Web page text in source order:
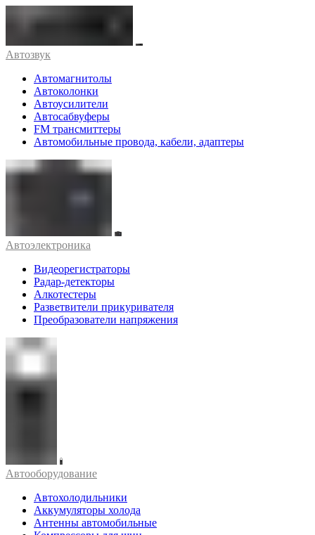
Автозвук
Автомагнитолы
Автоколонки
Автоусилители
Автосабвуферы
FM трансмиттеры
Автомобильные провода, кабели, адаптеры
Автоэлектроника
Видеорегистраторы
Радар-детекторы
Алкотестеры
Разветвители прикуривателя
Преобразователи напряжения
Автооборудование
Автохолодильники
Аккумуляторы холода
Антенны автомобильные